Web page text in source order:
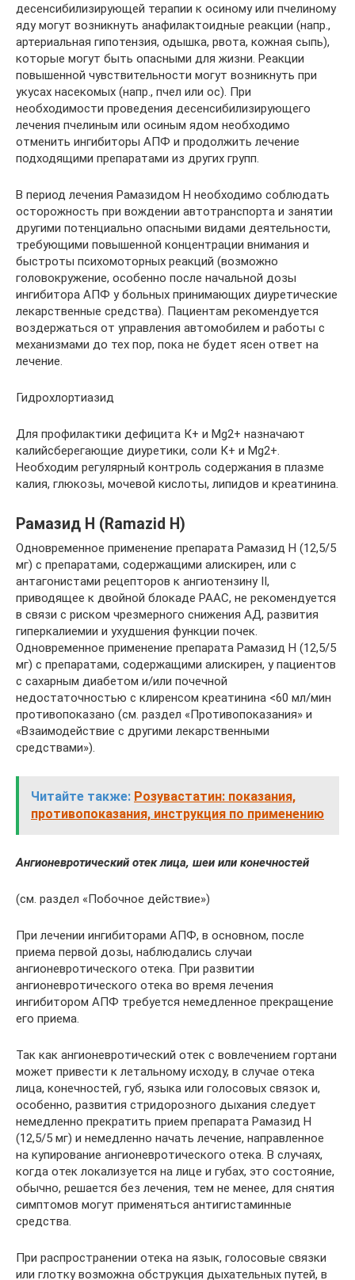
десенсибилизирующей терапии к осиному или пчелиному
яду могут возникнуть анафилактоидные реакции (напр.,
артериальная гипотензия, одышка, рвота, кожная сыпь),
которые могут быть опасными для жизни. Реакции
повышенной чувствительности могут возникнуть при
укусах насекомых (напр., пчел или ос). При
необходимости проведения десенсибилизирующего
лечения пчелиным или осиным ядом необходимо
отменить ингибиторы АПФ и продолжить лечение
подходящими препаратами из других групп.
В период лечения Рамазидом Н необходимо соблюдать
осторожность при вождении автотранспорта и занятии
другими потенциально опасными видами деятельности,
требующими повышенной концентрации внимания и
быстроты психомоторных реакций (возможно
головокружение, особенно после начальной дозы
ингибитора АПФ у больных принимающих диуретические
лекарственные средства). Пациентам рекомендуется
воздержаться от управления автомобилем и работы с
механизмами до тех пор, пока не будет ясен ответ на
лечение.
Гидрохлортиазид
Для профилактики дефицита К+ и Mg2+ назначают
калийсберегающие диуретики, соли К+ и Mg2+.
Необходим регулярный контроль содержания в плазме
калия, глюкозы, мочевой кислоты, липидов и креатинина.
Рамазид H (Ramazid Н)
Одновременное применение препарата Рамазид Н (12,5/5
мг) с препаратами, содержащими алискирен, или с
антагонистами рецепторов к ангиотензину II,
приводящее к двойной блокаде РААС, не рекомендуется
в связи с риском чрезмерного снижения АД, развития
гиперкалиемии и ухудшения функции почек.
Одновременное применение препарата Рамазид Н (12,5/5
мг) с препаратами, содержащими алискирен, у пациентов
с сахарным диабетом и/или почечной
недостаточностью с клиренсом креатинина <60 мл/мин
противопоказано (см. раздел «Противопоказания» и
«Взаимодействие с другими лекарственными
средствами»).
Читайте также: Розувастатин: показания,
противопоказания, инструкция по применению
Ангионевротический отек лица, шеи или конечностей
(см. раздел «Побочное действие»)
При лечении ингибиторами АПФ, в основном, после
приема первой дозы, наблюдались случаи
ангионевротического отека. При развитии
ангионевротического отека во время лечения
ингибитором АПФ требуется немедленное прекращение
его приема.
Так как ангионевротический отек с вовлечением гортани
может привести к летальному исходу, в случае отека
лица, конечностей, губ, языка или голосовых связок и,
особенно, развития стридорозного дыхания следует
немедленно прекратить прием препарата Рамазид Н
(12,5/5 мг) и немедленно начать лечение, направленное
на купирование ангионевротического отека. В случаях,
когда отек локализуется на лице и губах, это состояние,
обычно, решается без лечения, тем не менее, для снятия
симптомов могут применяться антигистаминные
средства.
При распространении отека на язык, голосовые связки
или глотку возможна обструкция дыхательных путей, в